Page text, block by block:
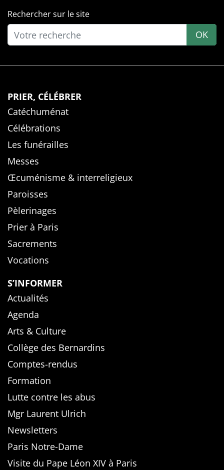
Rechercher sur le site
OK
PRIER, CÉLÉBRER
Catéchuménat
Célébrations
Les funérailles
Messes
Œcuménisme & interreligieux
Paroisses
Pèlerinages
Prier à Paris
Sacrements
Vocations
S’INFORMER
Actualités
Agenda
Arts & Culture
Collège des Bernardins
Comptes-rendus
Formation
Lutte contre les abus
Mgr Laurent Ulrich
Newsletters
Paris Notre-Dame
Visite du Pape Léon XIV à Paris